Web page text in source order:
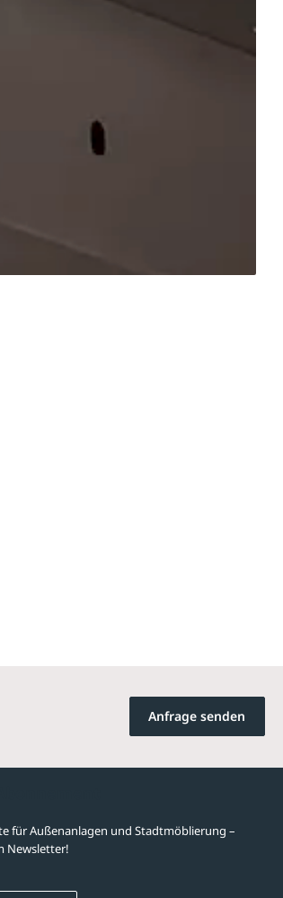
Anfrage senden
für Außenanlagen und Stadtmöblierung –
Newsletter!